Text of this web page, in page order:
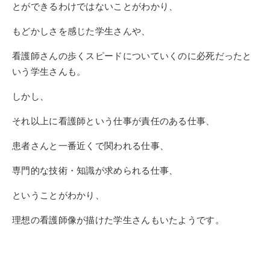
とができるわけではないことがわかり、
もどかしさを感じた学生さんや、
看護師さんの歩くスピードについていくのに必死だったと
いう学生さんも。
しかし、
それ以上に看護師という仕事が責任のある仕事、
患者さんと一番近くで関われる仕事、
専門的な技術・知識が求められる仕事、
ということがわかり、
理想の看護師像が描けた学生さんもいたようです。